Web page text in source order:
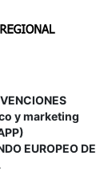
y marketing
EUROPEO DE